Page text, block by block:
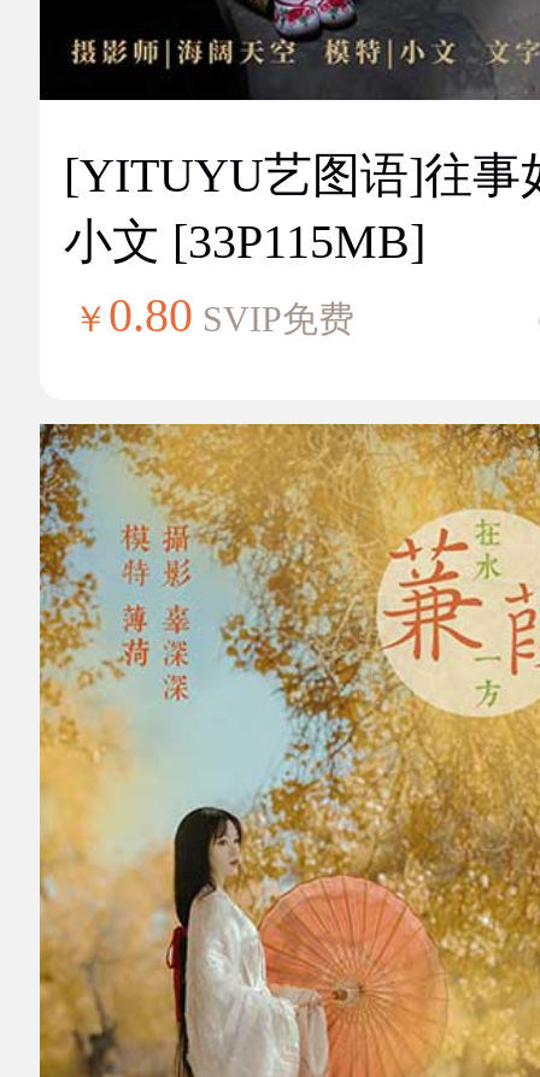
[YITUYU艺图语]往事
小文 [33P115MB]
￥ 0.80 SVIP免费